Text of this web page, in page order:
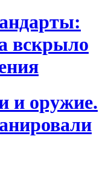
вскрыло
и оружие.